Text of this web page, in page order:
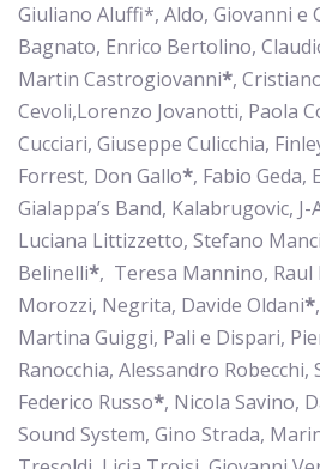
Giuliano Aluffi*, Aldo, Giovanni e
Bagnato, Enrico Bertolino,
Martin Castrogiovanni*,
Cevoli,Lorenzo Jovanotti, Paola
Cucciari, Giuseppe Culicchia,
Forrest, Don Gallo*, Fabio Geda,
Gialappa’s Band, Kalabrugovic, J-
Luciana Littizzetto, Stefano
Belinelli*, Teresa Mannino,
Morozzi, Negrita, Davide Oldani*
Martina Guiggi, Pali e Dispari,
Ranocchia, Alessandro Robecchi,
Federico Russo*, Nicola Savino,
Sound System, Gino Strada,